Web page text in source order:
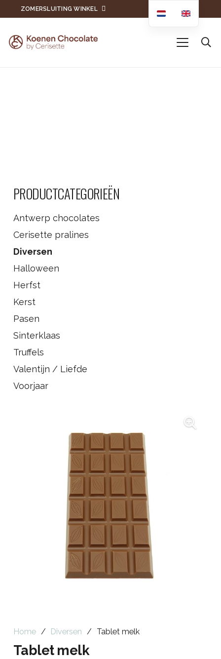
ZOMERSLUITING WINKEL
PRODUCTCATEGORIEËN
Antwerp chocolates
Cerisette pralines
Diversen
Halloween
Herfst
Kerst
Pasen
Sinterklaas
Truffels
Valentijn / Liefde
Voorjaar
Home / Diversen / Tablet melk
Tablet melk